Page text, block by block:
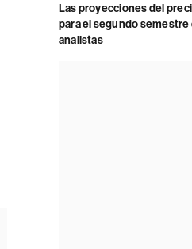
Las proyecciones del
para el segundo
analistas